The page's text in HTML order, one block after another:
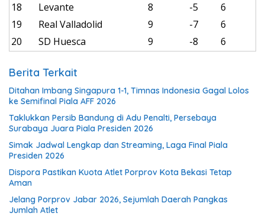
18
Levante 8 -5
6
19
Real Valladolid 9 -7
6
20
SD Huesca 9 -8 6
Berita Terkait
Ditahan Imbang Singapura 1-1, Timnas Indonesia Gagal Lolos
ke Semifinal Piala AFF 2026
Taklukkan Persib Bandung di Adu Penalti, Persebaya
Surabaya Juara Piala Presiden 2026
Simak Jadwal Lengkap dan Streaming, Laga Final Piala
Presiden 2026
Dispora Pastikan Kuota Atlet Porprov Kota Bekasi Tetap
Aman
Jelang Porprov Jabar 2026, Sejumlah Daerah Pangkas
Jumlah Atlet